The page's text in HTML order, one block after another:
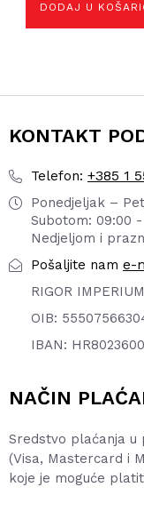
DODAJ U
KONTAKT
Telefon: +385 1
Ponedjeljak –
Subotom: 09:00 -
Nedjeljom i
Pošaljite nam e-
RIGOR
OIB:
IBAN:
NAČIN
Sredstvo plaćanja u
(Visa, Mastercard i
koje je moguće